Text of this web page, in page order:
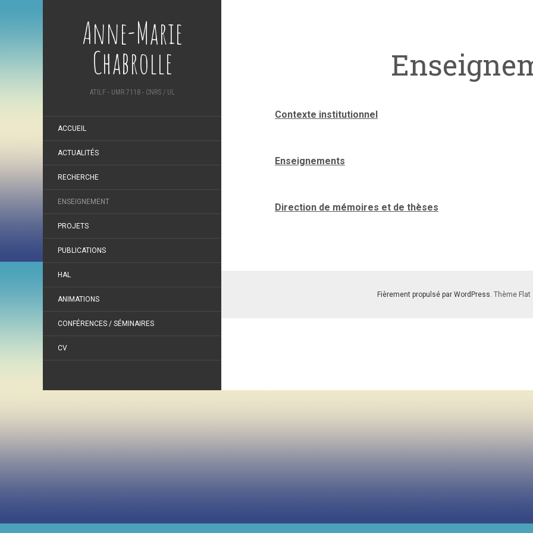
Anne-Marie
Chabrolle
ATILF - UMR 7118 - CNRS / UL
ACCUEIL
ACTUALITÉS
RECHERCHE
ENSEIGNEMENT
PROJETS
PUBLICATIONS
HAL
ANIMATIONS
CONFÉRENCES / SÉMINAIRES
CV
Contexte institutionnel
Enseignements
Direction de mémoires et de thèses
Fièrement propulsé par WordPress. Thème